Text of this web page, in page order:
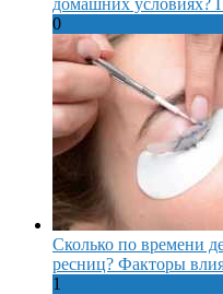
0
Сколько по времени
ресниц? Факторы
1